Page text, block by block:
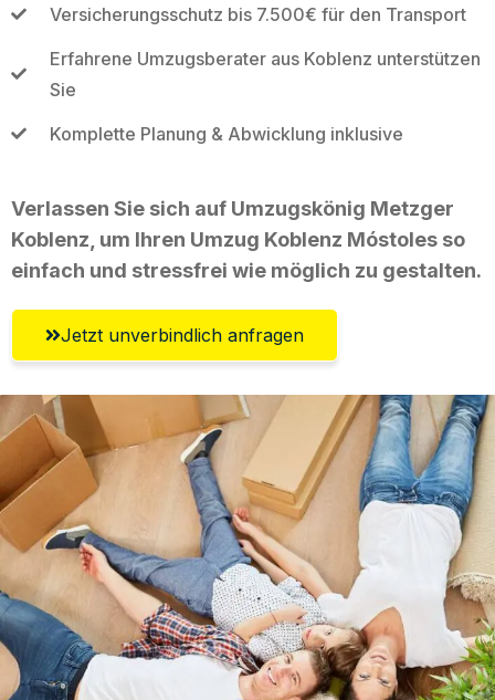
Versicherungsschutz bis 7.500€ für den Transport
Erfahrene Umzugsberater aus Koblenz unterstützen
Sie
Komplette Planung & Abwicklung inklusive
Verlassen Sie sich auf Umzugskönig Metzger
Koblenz, um Ihren Umzug Koblenz Móstoles so
einfach und stressfrei wie möglich zu gestalten.
Jetzt unverbindlich anfragen